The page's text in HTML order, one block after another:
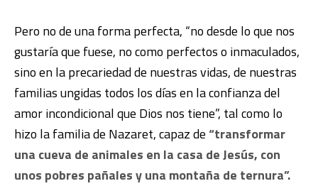
Pero no de una forma perfecta, “no desde lo que nos
gustaría que fuese, no como perfectos o inmaculados,
sino en la precariedad de nuestras vidas, de nuestras
familias ungidas todos los días en la confianza del
amor incondicional que Dios nos tiene”, tal como lo
hizo la familia de Nazaret, capaz de“transformar
una cueva de animales en la casa de Jesús, con
unos pobres pañales y una montaña de ternura”.